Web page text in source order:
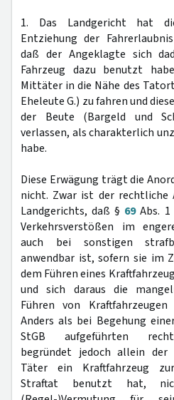
1. Das Landgericht hat
Entziehung der
daß der Angeklagte sich
Fahrzeug dazu benutzt
Mittäter in die Nähe des
Eheleute G.) zu fahren und
der Beute (Bargeld und
verlassen, als charakterlich
habe.
Diese Erwägung trägt die
nicht. Zwar ist der rechtliche
Landgerichts, daß § 69Abs. 1
Verkehrsverstößen im
auch bei sonstigen
anwendbar ist, sofern sie im
dem Führen eines
und sich daraus die
Führen von
Anders als bei Begehung
StGB aufgeführten
begründet jedoch allein der
Täter ein Kraftfahrzeug
Straftat benutzt hat,